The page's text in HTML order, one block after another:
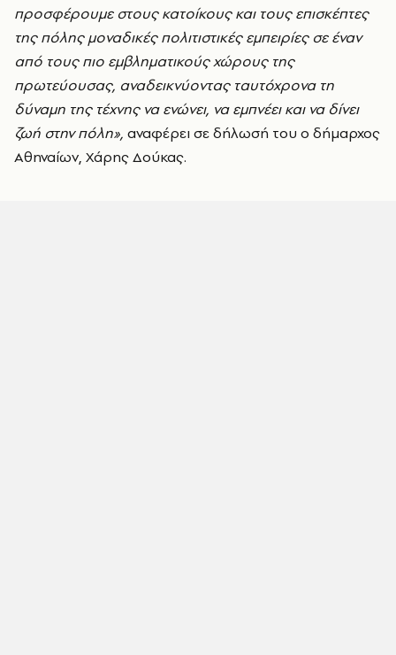
προσφέρουμε στους κατοίκους και τους επισκέπτες
της πόλης μοναδικές πολιτιστικές εμπειρίες σε έναν
από τους πιο εμβληματικούς χώρους της
πρωτεύουσας, αναδεικνύοντας ταυτόχρονα τη
δύναμη της τέχνης να ενώνει, να εμπνέει και να δίνει
ζωή στην πόλη», αναφέρει σε δήλωσή του ο δήμαρχος
Αθηναίων, Χάρης Δούκας.